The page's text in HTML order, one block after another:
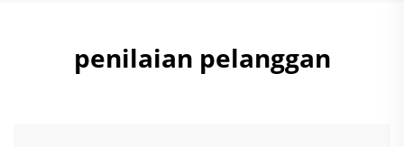
penilaian pelanggan